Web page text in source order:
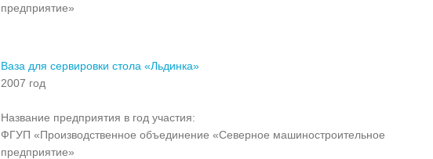
предприятие»
Ваза для сервировки стола «Льдинка»
2007 год
Название предприятия в год участия:
ФГУП «Производственное объединение «Северное машиностроительное
предприятие»